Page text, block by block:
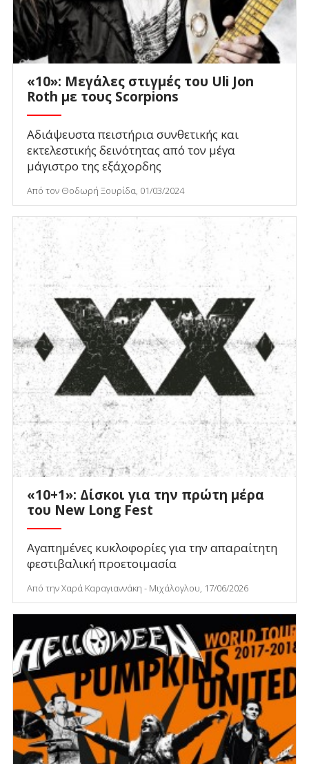
«10»: Μεγάλες στιγμές του Uli Jon
Roth με τους Scorpions
Αδιάψευστα πειστήρια συνθετικής και
εκτελεστικής δεινότητας από τον μέγα
μάγιστρο της εξάχορδης
Από τον Θοδωρή Ξουρίδα, 01/03/2024
«10+1»: Δίσκοι για την πρώτη μέρα
του New Long Fest
Αγαπημένες κυκλοφορίες για την απαραίτητη
φεστιβαλική προετοιμασία
Από την Χαρά Καραγιαννάκη - Μιχάλογλου, 17/06/2026